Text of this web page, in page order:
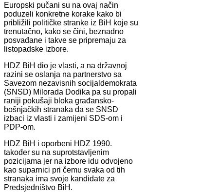
Europski pučani su na ovaj način
poduzeli konkretne korake kako bi
približili političke stranke iz BiH koje su
trenutačno, kako se čini, beznadno
posvađane i takve se pripremaju za
listopadske izbore.
HDZ BiH dio je vlasti, a na državnoj
razini se oslanja na partnerstvo sa
Savezom nezavisnih socijaldemokrata
(SNSD) Milorada Dodika pa su propali
raniji pokušaji bloka građansko-
bošnjačkih stranaka da se SNSD
izbaci iz vlasti i zamijeni SDS-om i
PDP-om.
HDZ BiH i oporbeni HDZ 1990.
također su na suprotstavljenim
pozicijama jer na izbore idu odvojeno
kao suparnici pri čemu svaka od tih
stranaka ima svoje kandidate za
Predsjedništvo BiH.